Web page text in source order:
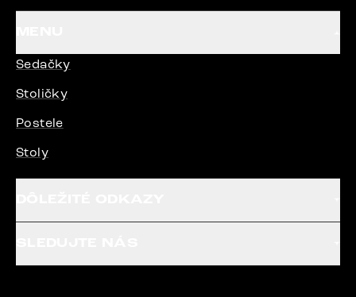
Sedačky
Stoličky
Postele
Stoly